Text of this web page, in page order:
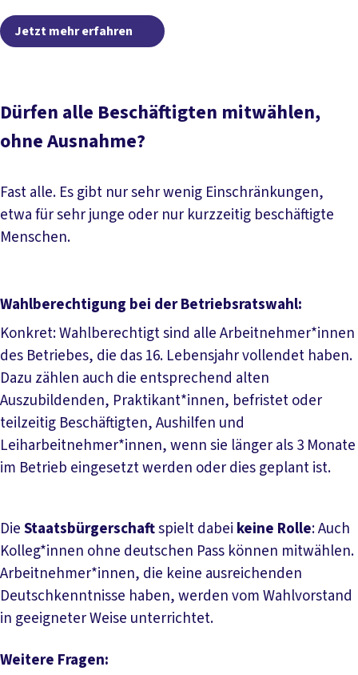
Jetzt mehr erfahren Jetzt mehr erfahren
Dürfen alle Beschäftigten mitwählen,
ohne Ausnahme?
Fast alle. Es gibt nur sehr wenig Einschränkungen,
etwa für sehr junge oder nur kurzzeitig beschäftigte
Menschen.
Wahlberechtigung bei der Betriebsratswahl:
Konkret: Wahlberechtigt sind alle Arbeitnehmer*innen
des Betriebes, die das 16. Lebensjahr vollendet haben.
Dazu zählen auch die entsprechend alten
Auszubildenden, Praktikant*innen, befristet oder
teilzeitig Beschäftigten, Aushilfen und
Leiharbeitnehmer*innen, wenn sie länger als 3 Monate
im Betrieb eingesetzt werden oder dies geplant ist.
DieStaatsbürgerschaftspielt dabei keine Rolle: Auch
Kolleg*innen ohne deutschen Pass können mitwählen.
Arbeitnehmer*innen, die keine ausreichenden
Deutschkenntnisse haben, werden vom Wahlvorstand
in geeigneter Weise unterrichtet.
Weitere Fragen: